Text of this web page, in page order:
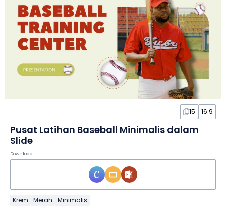
15 16:9
Pusat Latihan Baseball Minimalis dalam
Slide
Download
Krem Merah Minimalis